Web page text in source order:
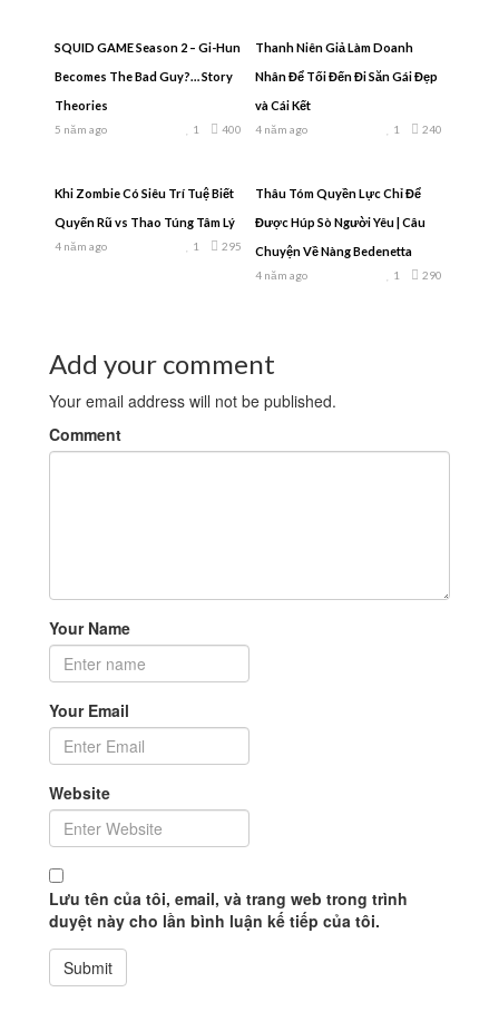
SQUID GAME Season 2 – Gi-Hun
Becomes The Bad Guy?… Story
Theories
5 năm ago 400
1
Thanh Niên Giả Làm Doanh
Nhân Để Tối Đến Đi Săn Gái Đẹp
và Cái Kết
4 năm ago 240
1
Khi Zombie Có Siêu Trí Tuệ Biết
Quyến Rũ vs Thao Túng Tâm Lý
4 năm ago 295
1
Thâu Tóm Quyền Lực Chỉ Để
Được Húp Sò Người Yêu | Câu
Chuyện Về Nàng Bedenetta
4 năm ago 290
1
Add your comment
Your email address will not be published.
Comment
Your Name
Your Email
Website
Lưu tên của tôi, email, và trang web trong trình
duyệt này cho lần bình luận kế tiếp của tôi.